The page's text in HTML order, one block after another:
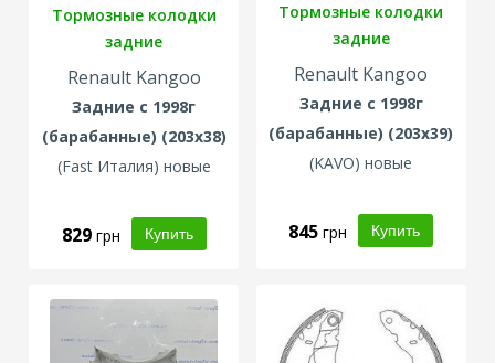
Тормозные колодки
задние
Renault Kangoo
Задние с 1998г
(барабанные) (203x38)
(Fast Италия) новые
829 грн
Тормозные колодки
задние
Renault Kangoo
Задние с 1998г
(барабанные) (203x39)
(KAVO) новые
845грн